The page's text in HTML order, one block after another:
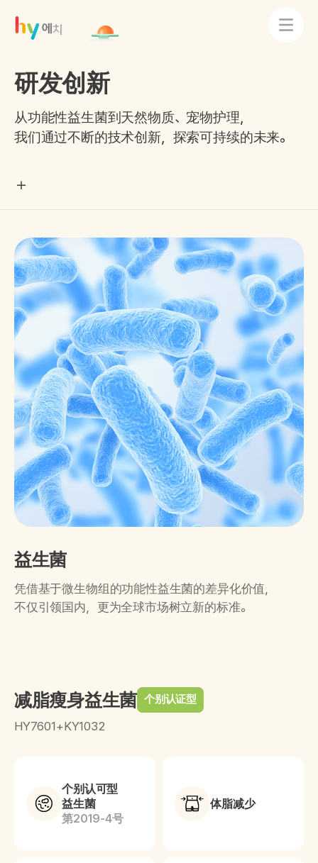
研发创新
从功能性益生菌到天然物质、宠物护理，
我们通过不断的技术创新，探索可持续的未来。
益生菌
凭借基于微生物组的功能性益生菌的差异化价值，
不仅引领国内，更为全球市场树立新的标准。
减脂瘦身益生菌 个别认证型
HY7601+KY1032
个别认可型
益生菌
第2019-4号
体脂减少